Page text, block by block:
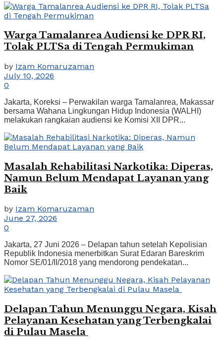
Warga Tamalanrea Audiensi ke DPR RI,
Tolak PLTSa di Tengah Permukiman
by Izam Komaruzaman
July 10, 2026
0
Jakarta, Koreksi – Perwakilan warga Tamalanrea, Makassar
bersama Wahana Lingkungan Hidup Indonesia (WALHI)
melakukan rangkaian audiensi ke Komisi XII DPR...
Masalah Rehabilitasi Narkotika: Diperas,
Namun Belum Mendapat Layanan yang
Baik
by Izam Komaruzaman
June 27, 2026
0
Jakarta, 27 Juni 2026 – Delapan tahun setelah Kepolisian
Republik Indonesia menerbitkan Surat Edaran Bareskrim
Nomor SE/01/II/2018 yang mendorong pendekatan...
Delapan Tahun Menunggu Negara, Kisah
Pelayanan Kesehatan yang Terbengkalai
di Pulau Masela